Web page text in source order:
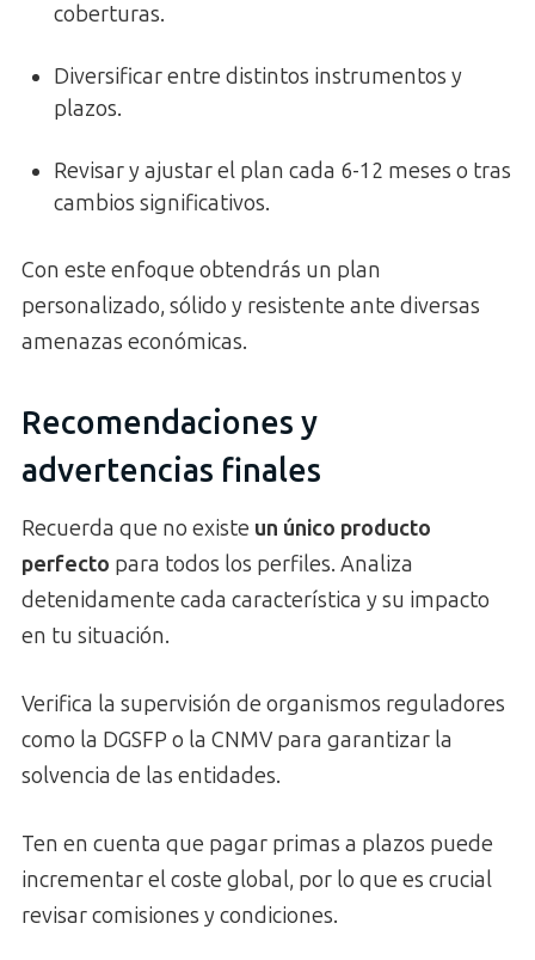
coberturas.
Diversificar entre distintos instrumentos y
plazos.
Revisar y ajustar el plan cada 6-12 meses o tras
cambios significativos.
Con este enfoque obtendrás un plan
personalizado, sólido y resistente ante diversas
amenazas económicas.
Recomendaciones y
advertencias finales
Recuerda que no existe un único producto
perfecto para todos los perfiles. Analiza
detenidamente cada característica y su impacto
en tu situación.
Verifica la supervisión de organismos reguladores
como la DGSFP o la CNMV para garantizar la
solvencia de las entidades.
Ten en cuenta que pagar primas a plazos puede
incrementar el coste global, por lo que es crucial
revisar comisiones y condiciones.